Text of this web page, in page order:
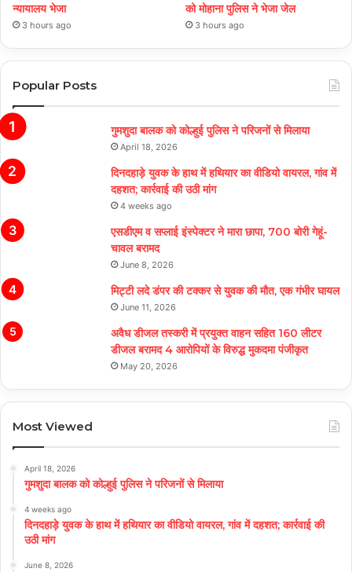
न्यायालय भेजा
3 hours ago
को मोहाना पुलिस ने भेजा जेल
3 hours ago
Popular Posts
गुमशुदा बालक को कोल्हुई पुलिस ने परिजनों से मिलाया
April 18, 2026
दिनदहाड़े युवक के हाथ में हथियार का वीडियो वायरल, गांव में
दहशत; कार्रवाई की उठी मांग
4 weeks ago
एसडीएम व सप्लाई इंस्पेक्टर ने मारा छापा, 700 बोरी गेहूं-
चावल बरामद
June 8, 2026
मिट्टी लदे डंपर की टक्कर से युवक की मौत, एक गंभीर घायल
June 11, 2026
अवैध डीजल तस्करी में प्रयुक्त वाहन सहित 160 लीटर
डीजल बरामद 4 आरोपियों के विरुद्ध मुकदमा पंजीकृत
May 20, 2026
Most Viewed
April 18, 2026
गुमशुदा बालक को कोल्हुई पुलिस ने परिजनों से मिलाया
4 weeks ago
दिनदहाड़े युवक के हाथ में हथियार का वीडियो वायरल, गांव में दहशत; कार्रवाई की
उठी मांग
June 8, 2026